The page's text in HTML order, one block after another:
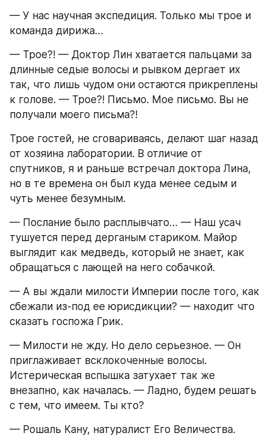
— У нас научная экспедиция. Только мы трое и
команда дирижа…
— Трое?! — Доктор Лин хватается пальцами за
длинные седые волосы и рывком дергает их
так, что лишь чудом они остаются прикреплены
к голове. — Трое?! Письмо. Мое письмо. Вы не
получали моего письма?!
Трое гостей, не сговариваясь, делают шаг назад
от хозяина лаборатории. В отличие от
спутников, я и раньше встречал доктора Лина,
но в те времена он был куда менее седым и
чуть менее безумным.
— Послание было расплывчато… — Наш усач
тушуется перед дерганым стариком. Майор
выглядит как медведь, который не знает, как
обращаться с лающей на него собачкой.
— А вы ждали милости Империи после того, как
сбежали из-под ее юрисдикции? — находит что
сказать госпожа Грик.
— Милости не жду. Но дело серьезное. — Он
приглаживает всклокоченные волосы.
Истерическая вспышка затухает так же
внезапно, как началась. — Ладно, будем решать
с тем, что имеем. Ты кто?
— Рошаль Кану, натуралист Его Величества.